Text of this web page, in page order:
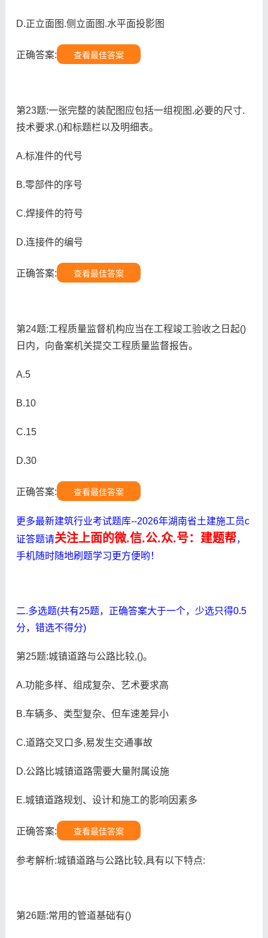
D.正立面图.侧立面图.水平面投影图
正确答案: 查看最佳答案
第23题:一张完整的装配图应包括一组视图.必要的尺寸.
技术要求.()和标题栏以及明细表。
A.标准件的代号
B.零部件的序号
C.焊接件的符号
D.连接件的编号
正确答案: 查看最佳答案
第24题:工程质量监督机构应当在工程竣工验收之日起()
日内，向备案机关提交工程质量监督报告。
A.5
B.10
C.15
D.30
正确答案: 查看最佳答案
更多最新建筑行业考试题库--2026年湖南省土建施工员c
证答题请关注上面的微.信.公.众.号：建题帮，
手机随时随地刷题学习更方便哟！
二.多选题(共有25题，正确答案大于一个，少选只得0.5
分，错选不得分)
第25题:城镇道路与公路比较,()。
A.功能多样、组成复杂、艺术要求高
B.车辆多、类型复杂、但车速差异小
C.道路交叉口多,易发生交通事故
D.公路比城镇道路需要大量附属设施
E.城镇道路规划、设计和施工的影响因素多
正确答案: 查看最佳答案
参考解析:城镇道路与公路比较,具有以下特点:
第26题:常用的管道基础有()